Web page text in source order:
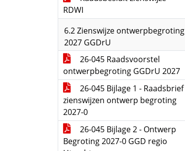
RDWI
6.2 Zienswijze ontwerpbegroting
2027 GGDrU
26-045 Raadsvoorstel
ontwerpbegroting GGDrU 2027
26-045 Bijlage 1 - Raadsbrief
zienswijzen ontwerp begroting
2027-0
26-045 Bijlage 2 - Ontwerp
Begroting 2027-0 GGD regio